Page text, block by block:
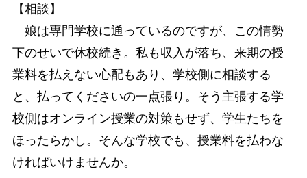
【相談】
娘は専門学校に通っているのですが、この情勢
下のせいで休校続き。私も収入が落ち、来期の授
業料を払えない心配もあり、学校側に相談する
と、払ってくださいの一点張り。そう主張する学
校側はオンライン授業の対策もせず、学生たちを
ほったらかし。そんな学校でも、授業料を払わな
ければいけませんか。